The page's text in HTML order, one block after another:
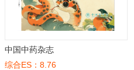
中国中药杂志
综合ES：8.76